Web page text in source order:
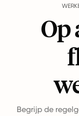
Op
Begrijp de